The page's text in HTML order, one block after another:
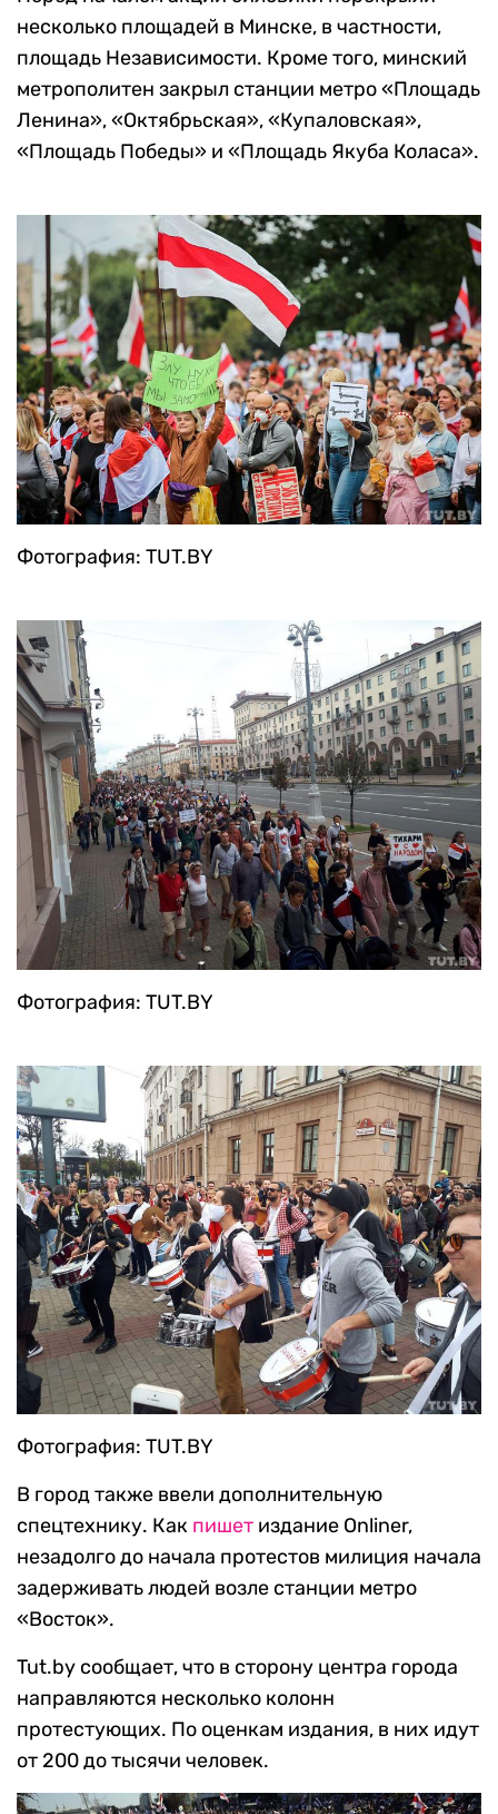
несколько площадей в Минске, в частности,
площадь Независимости. Кроме того, минский
метрополитен закрыл станции метро «Площадь
Ленина», «Октябрьская», «Купаловская»,
«Площадь Победы» и «Площадь Якуба Коласа».
Фотография: TUT.BY
Фотография: TUT.BY
Фотография: TUT.BY
В город также ввели дополнительную
спецтехнику. Как пишет издание Onliner,
незадолго до начала протестов милиция начала
задерживать людей возле станции метро
«Восток».
Tut.by сообщает, что в сторону центра города
направляются несколько колонн
протестующих. По оценкам издания, в них идут
от 200 до тысячи человек.